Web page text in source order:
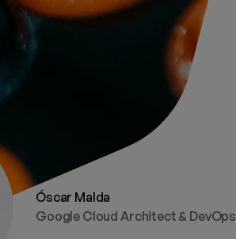
Óscar Malda
Google Cloud Architect & DevOps